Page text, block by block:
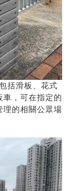
括滑板、花式
車，可在指定的
理的相關公眾場